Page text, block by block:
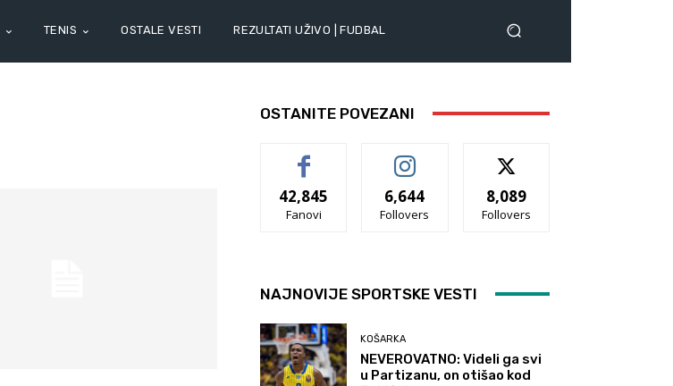
TENIS OSTALE VESTI REZULTATI UŽIVO | FUDBAL
OSTANITE POVEZANI
42,845
Fanovi
6,644
Follovers
8,089
Follovers
NAJNOVIJE SPORTSKE VESTI
KOŠARKA
NEVEROVATNO: Videli ga svi
u Partizanu, on otišao kod